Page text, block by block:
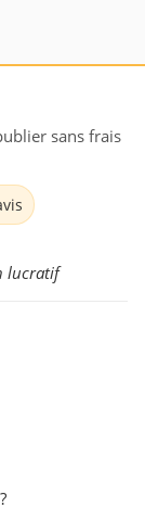
sans frais
lucratif